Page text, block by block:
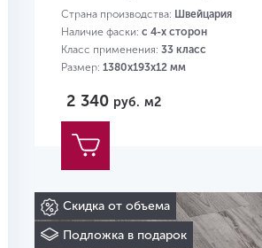
Страна производства: Швейцария
Наличие фаски: с 4-х сторон
Класс применения: 33 класс
Размер: 1380х193х12 мм
2 340 руб. м2
Скидка от объема
Подложка в подарок